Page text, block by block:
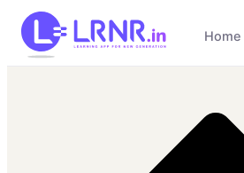
Home